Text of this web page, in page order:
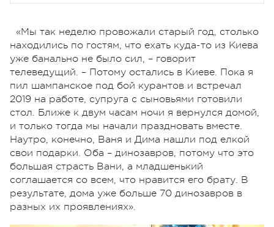
«Мы так неделю провожали старый год, столько
находились по гостям, что ехать куда-то из Киева
уже банально не было сил, – говорит
телеведущий. – Потому остались в Киеве. Пока я
пил шампанское под бой курантов и встречал
2019 на работе, супруга с сыновьями готовили
стол. Ближе к двум часам ночи я вернулся домой,
и только тогда мы начали праздновать вместе.
Наутро, конечно, Ваня и Дима нашли под елкой
свои подарки. Оба – динозавров, потому что это
большая страсть Вани, а младшенький
соглашается со всем, что нравится его брату. В
результате, дома уже больше 70 динозавров в
разных их проявлениях».